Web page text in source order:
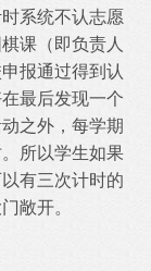
系统不认志愿
课（即负责人
报通过得到认
最后发现一个
之外，每学期
所以学生如果
有三次计时的
敞开。